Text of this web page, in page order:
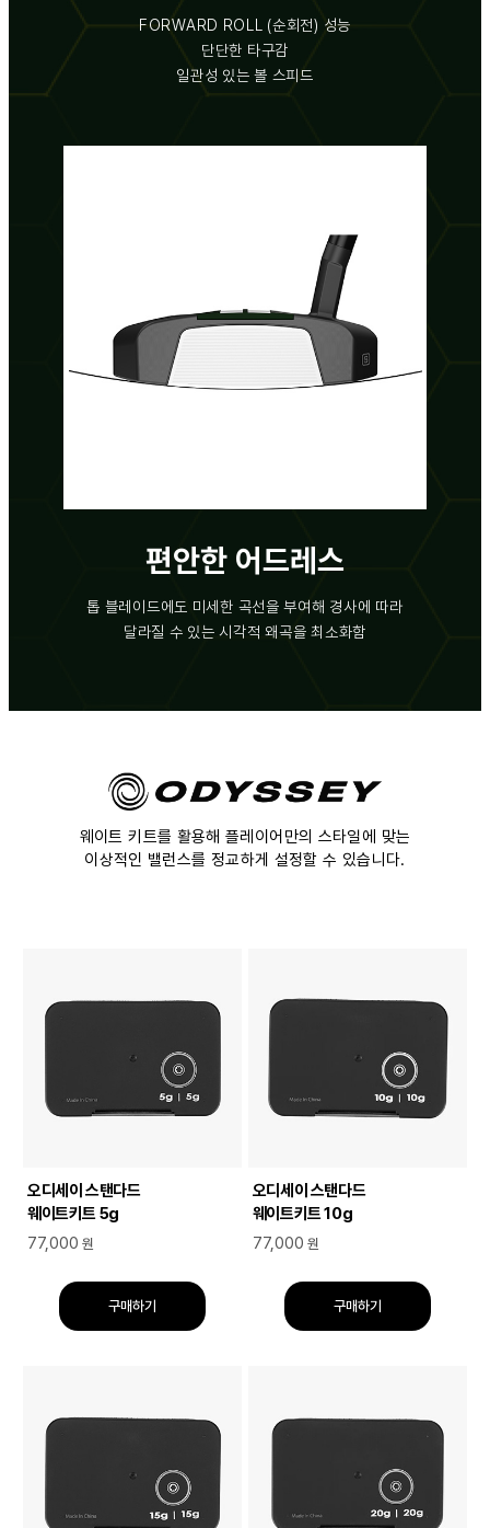
FORWARD ROLL (순회전) 성능
단단한 타구감
일관성 있는 볼 스피드
편안한 어드레스
톱 블레이드에도 미세한 곡선을 부여해 경사에 따라
달라질 수 있는 시각적 왜곡을 최소화함
웨이트 키트를 활용해 플레이어만의 스타일에 맞는
이상적인 밸런스를 정교하게 설정할 수 있습니다.
오디세이 스탠다드
웨이트키트 5g
77,000 원
구매하기
오디세이 스탠다드
웨이트키트 10g
77,000 원
구매하기